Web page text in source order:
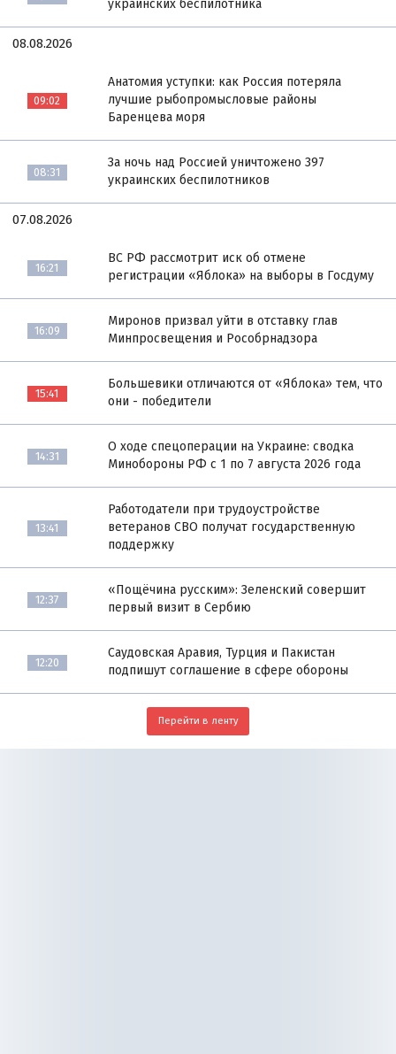
украинских беспилотника
08.08.2026
09:02
Анатомия уступки: как Россия потеряла
лучшие рыбопромысловые районы
Баренцева моря
08:31
За ночь над Россией уничтожено 397
украинских беспилотников
07.08.2026
16:21
ВС РФ рассмотрит иск об отмене
регистрации «Яблока» на выборы в Госдуму
16:09
Миронов призвал уйти в отставку глав
Минпросвещения и Рособрнадзора
15:41
Большевики отличаются от «Яблока» тем, что
они - победители
14:31
О ходе спецоперации на Украине: сводка
Минобороны РФ с 1 по 7 августа 2026 года
13:41
Работодатели при трудоустройстве
ветеранов СВО получат государственную
поддержку
12:37
«Пощёчина русским»: Зеленский совершит
первый визит в Сербию
12:20
Саудовская Аравия, Турция и Пакистан
подпишут соглашение в сфере обороны
Перейти в ленту